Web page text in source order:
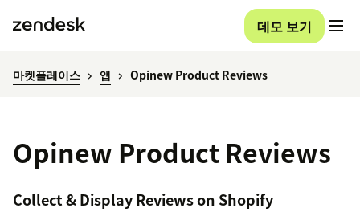
데모 보기
마켓플레이스 앱 Opinew Product Reviews
Opinew Product Reviews
Collect & Display Reviews on Shopify